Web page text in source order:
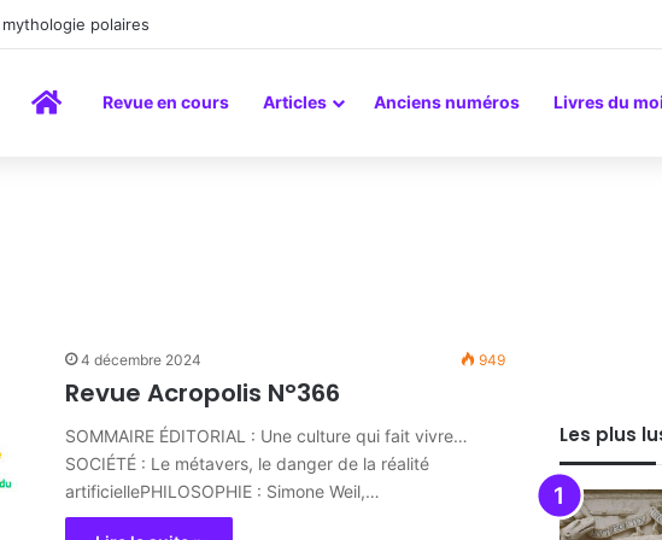
polaires
AccueilRevue en cours Articles Anciens numéros Livres du
4 décembre 2024 949
Revue Acropolis N°366
SOMMAIRE ÉDITORIAL : Une culture qui fait vivre…
SOCIÉTÉ : Le métavers, le danger de la réalité
artificiellePHILOSOPHIE : Simone Weil,…
Les plus